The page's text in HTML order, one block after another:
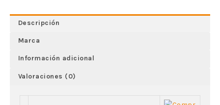
Descripción
Marca
Información adicional
Valoraciones (0)